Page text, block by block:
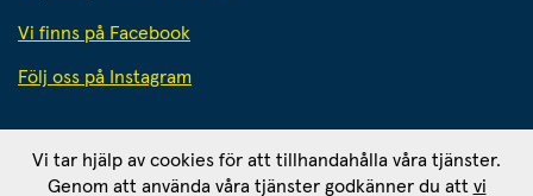
Vi finns på Facebook
Följ oss på Instagram
871 80 Härnösand. Org. nr: 212000-2403
Ansvarig utgivare:
Vi tar hjälp av cookies för att tillhandahålla våra tjänster.
Genom att använda våra tjänster godkänner du att vi